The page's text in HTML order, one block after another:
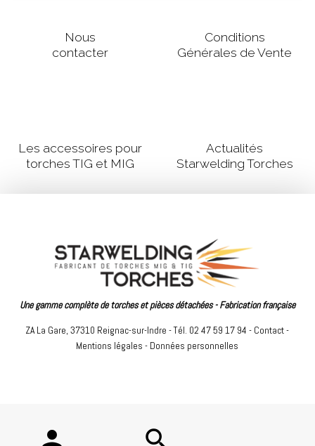
Nous
contacter
Conditions
Générales de Vente
Les accessoires pour
torches TIG et MIG
Actualités
Starwelding Torches
Une gamme complète de torches et pièces détachées - Fabrication française
ZA La Gare, 37310 Reignac-sur-Indre - Tél. 02 47 59 17 94 - Contact-
Mentions légales - Données personnelles
person search